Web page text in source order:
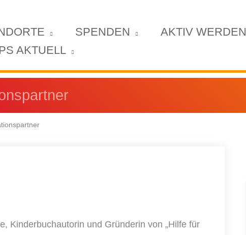
SPENDEN AKTIV WERDEN
AKTUELL
Kinderbuchautorin und Gründerin von „Hilfe für